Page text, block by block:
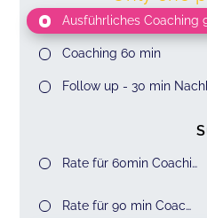
Ausführliches Coaching
Coaching 60 min
Follow up - 30 min
Rate für 60min Coaching
Rate für 90 min